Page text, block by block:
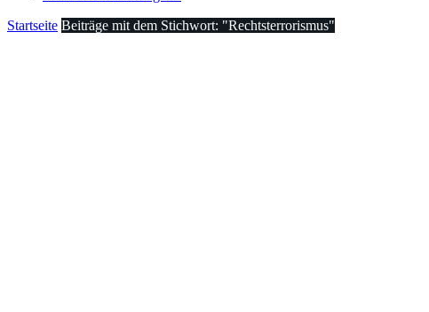
Startseite Beiträge mit dem Stichwort: "Rechtsterrorismus"